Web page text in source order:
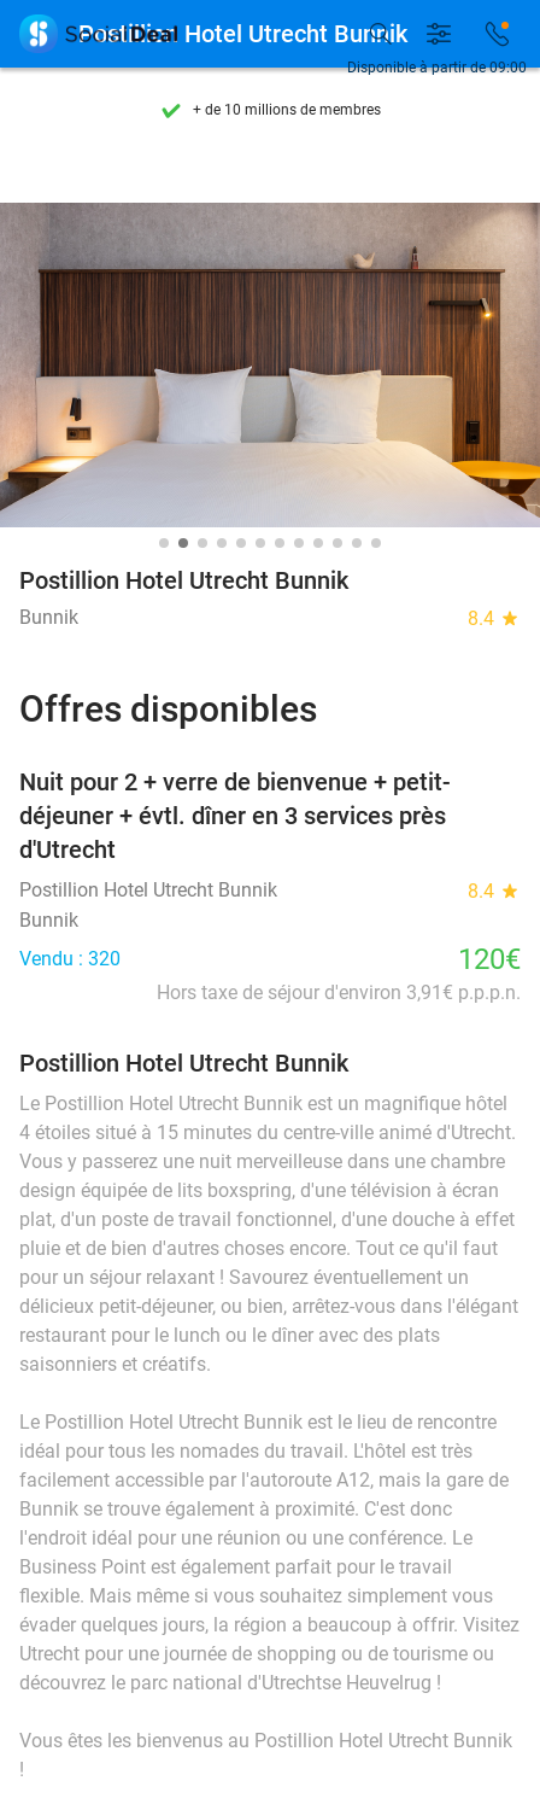
Disponible 7 jours par semaine
+ de 10 millions de membres
+ de 10 millions de membres
Disponible à partir de 09:00
 Postillion Hotel Utrecht Bunnik
Postillion Hotel Utrecht Bunnik
Bunnik 8.4 star
Offres disponibles
Nuit pour 2 + verre de bienvenue + petit-
déjeuner + évtl. dîner en 3 services près
d'Utrecht
Postillion Hotel Utrecht Bunnik 8.4 star
Bunnik
Vendu : 320
120€
Hors taxe de séjour d'environ 3,91€ p.p.p.n.
Postillion Hotel Utrecht Bunnik
Le Postillion Hotel Utrecht Bunnik est un magnifique hôtel
4 étoiles situé à 15 minutes du centre-ville animé d'Utrecht.
Vous y passerez une nuit merveilleuse dans une chambre
design équipée de lits boxspring, d'une télévision à écran
plat, d'un poste de travail fonctionnel, d'une douche à effet
pluie et de bien d'autres choses encore. Tout ce qu'il faut
pour un séjour relaxant ! Savourez éventuellement un
délicieux petit-déjeuner, ou bien, arrêtez-vous dans l'élégant
restaurant pour le lunch ou le dîner avec des plats
saisonniers et créatifs.
Le Postillion Hotel Utrecht Bunnik est le lieu de rencontre
idéal pour tous les nomades du travail. L'hôtel est très
facilement accessible par l'autoroute A12, mais la gare de
Bunnik se trouve également à proximité. C'est donc
l'endroit idéal pour une réunion ou une conférence. Le
Business Point est également parfait pour le travail
flexible. Mais même si vous souhaitez simplement vous
évader quelques jours, la région a beaucoup à offrir. Visitez
Utrecht pour une journée de shopping ou de tourisme ou
découvrez le parc national d'Utrechtse Heuvelrug !
Vous êtes les bienvenus au Postillion Hotel Utrecht Bunnik
!